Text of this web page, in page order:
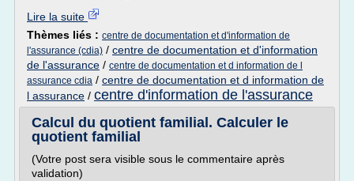
Lire la suite
Thèmes liés : centre de documentation et d'information de
l'assurance (cdia) / centre de documentation et d'information
de l'assurance / centre de documentation et d information de l
assurance cdia / centre de documentation et d information de
l assurance / centre d'information de l'assurance
Calcul du quotient familial. Calculer le
quotient familial
(Votre post sera visible sous le commentaire après
validation)